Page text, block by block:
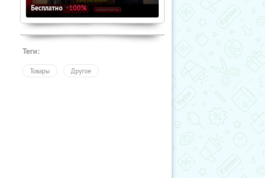
Бесплатно -100%
Теги:
Товары Другое